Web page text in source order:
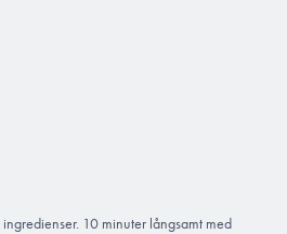
10 minuter långsamt med